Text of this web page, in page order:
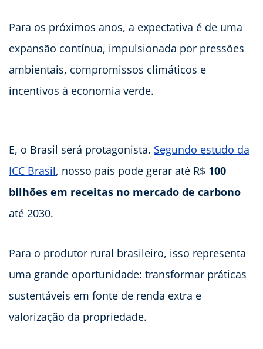
Para os próximos anos, a expectativa é de uma
expansão contínua, impulsionada por pressões
ambientais, compromissos climáticos e
incentivos à economia verde.
E, o Brasil será protagonista. Segundo estudo da
ICC Brasil, nosso país pode gerar até R$ 100
bilhões em receitas no mercado de carbono
até 2030.
Para o produtor rural brasileiro, isso representa
uma grande oportunidade: transformar práticas
sustentáveis em fonte de renda extra e
valorização da propriedade.